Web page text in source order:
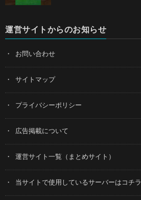
運営サイトからのお知らせ
お問い合わせ
サイトマップ
プライバシーポリシー
広告掲載について
運営サイト一覧（まとめサイト）
当サイトで使用しているサーバーはコチラ